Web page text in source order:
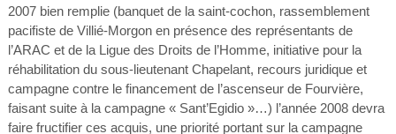
2007 bien remplie (banquet de la saint-cochon, rassemblement
pacifiste de Villié-Morgon en présence des représentants de
l’ARAC et de la Ligue des Droits de l’Homme, initiative pour la
réhabilitation du sous-lieutenant Chapelant, recours juridique et
campagne contre le financement de l’ascenseur de Fourvière,
faisant suite à la campagne « Sant’Egidio »…) l’année 2008 devra
faire fructifier ces acquis, une priorité portant sur la campagne